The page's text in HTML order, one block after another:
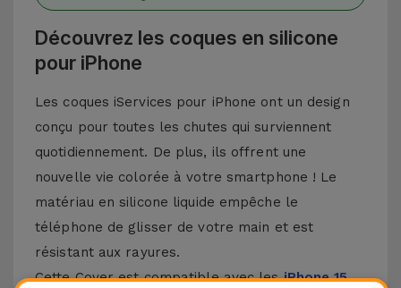
Découvrez les coques en silicone
pour iPhone
Les coques iServices pour iPhone ont un design
conçu pour toutes les chutes qui surviennent
quotidiennement. De plus, ils offrent une
nouvelle vie colorée à votre smartphone ! Le
matériau en silicone liquide empêche le
téléphone de glisser de votre main et est
résistant aux rayures.
Cette Cover est compatible avec lesiPhone 15,